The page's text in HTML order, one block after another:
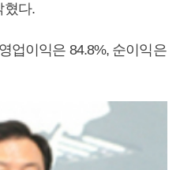
혔다.
업이익은 84.8%, 순이익은